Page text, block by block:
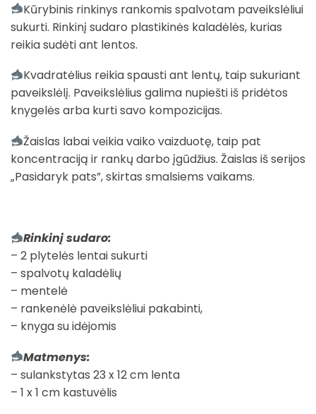
Kūrybinis rinkinys rankomis spalvotam paveikslėliui
sukurti. Rinkinį sudaro plastikinės kaladėlės, kurias
reikia sudėti ant lentos.
Kvadratėlius reikia spausti ant lentų, taip sukuriant
paveikslėlį. Paveikslėlius galima nupiešti iš pridėtos
knygelės arba kurti savo kompozicijas.
Žaislas labai veikia vaiko vaizduotę, taip pat
koncentraciją ir rankų darbo įgūdžius. Žaislas iš serijos
„Pasidaryk pats”, skirtas smalsiems vaikams.
Rinkinį sudaro:
– 2 plytelės lentai sukurti
– spalvotų kaladėlių
– mentelė
– rankenėlė paveikslėliui pakabinti,
– knyga su idėjomis
Matmenys:
– sulankstytas 23 x 12 cm lenta
– 1 x 1 cm kastuvėlis